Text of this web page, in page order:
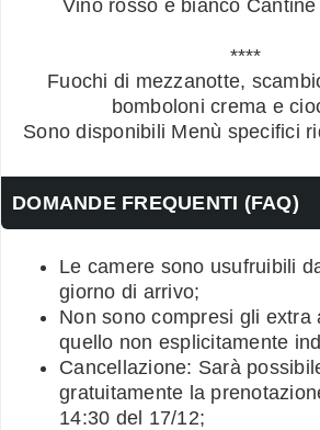
Vino rosso e bianco
****
Fuochi di mezzanotte,
bomboloni crema e
Sono disponibili Menù specifici
DOMANDE FREQUENTI (FAQ)
Le camere sono usufruibili
giorno di arrivo;
Non sono compresi gli extra
quello non esplicitamente
Cancellazione: Sarà
gratuitamente la
14:30 del 17/12;